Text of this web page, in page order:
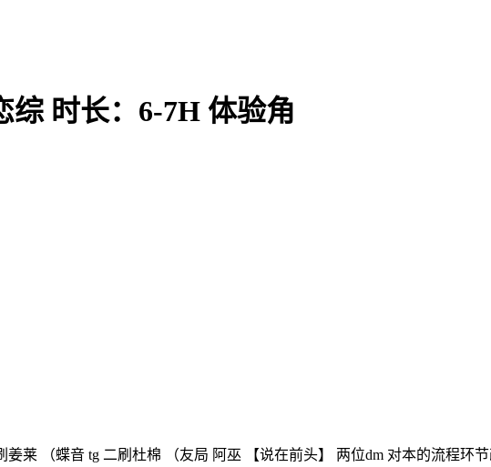
综 时长：6-7H 体验角
莱 （蝶音 tg 二刷杜棉 （友局 阿巫 【说在前头】 两位dm 对本的流程环